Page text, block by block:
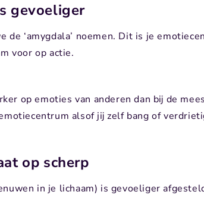
gevoeliger
de ‘amygdala’ noemen. Dit is je
voor op actie.
op emoties van anderen dan bij de
alsof jij zelf bang of
op scherp
in je lichaam) is gevoeliger